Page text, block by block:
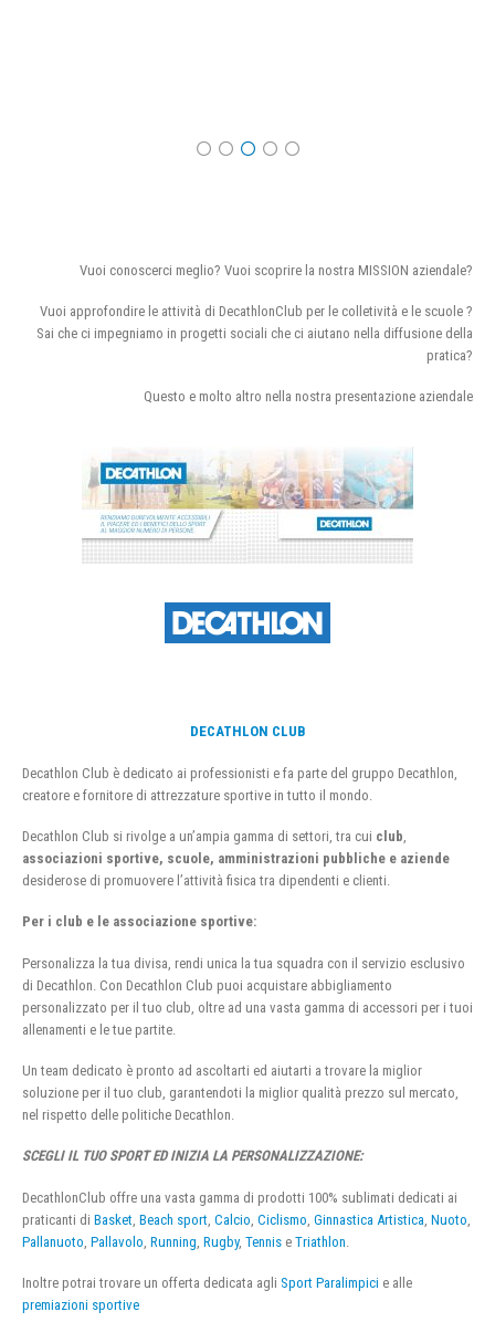
Vuoi conoscerci meglio? Vuoi scoprire la nostra MISSION aziendale?
Vuoi approfondire le attività di DecathlonClub per le colletività e le scuole ?
Sai che ci impegniamo in progetti sociali che ci aiutano nella diffusione della
pratica?
Questo e molto altro nella nostra presentazione aziendale
DECATHLON CLUB
Decathlon Club è dedicato ai professionisti e fa parte del gruppo Decathlon,
creatore e fornitore di attrezzature sportive in tutto il mondo.
Decathlon Club si rivolge a un’ampia gamma di settori, tra cui club
associazioni sportive, scuole, amministrazioni pubbliche e aziende
desiderose di promuovere l’attività fisica tra dipendenti e clienti.
Per i club e le associazione sportive:
Personalizza la tua divisa, rendi unica la tua squadra con il servizio esclusivo
di Decathlon. Con Decathlon Club puoi acquistare abbigliamento
personalizzato per il tuo club, oltre ad una vasta gamma di accessori per i tuoi
allenamenti e le tue partite.
Un team dedicato è pronto ad ascoltarti ed aiutarti a trovare la miglior
soluzione per il tuo club, garantendoti la miglior qualità prezzo sul mercato,
nel rispetto delle politiche Decathlon.
SCEGLI IL TUO SPORT ED INIZIA LA PERSONALIZZAZIONE:
DecathlonClub offre una vasta gamma di prodotti 100% sublimati dedicati ai
praticanti di Basket Beach sport Calcio Ciclismo Ginnastica Artistica Nuoto
Pallanuoto Pallavolo Running Rugby, Tennis e Triathlon
Inoltre potrai trovare un offerta dedicata agli Sport Paralimpici e alle
premiazioni sportive